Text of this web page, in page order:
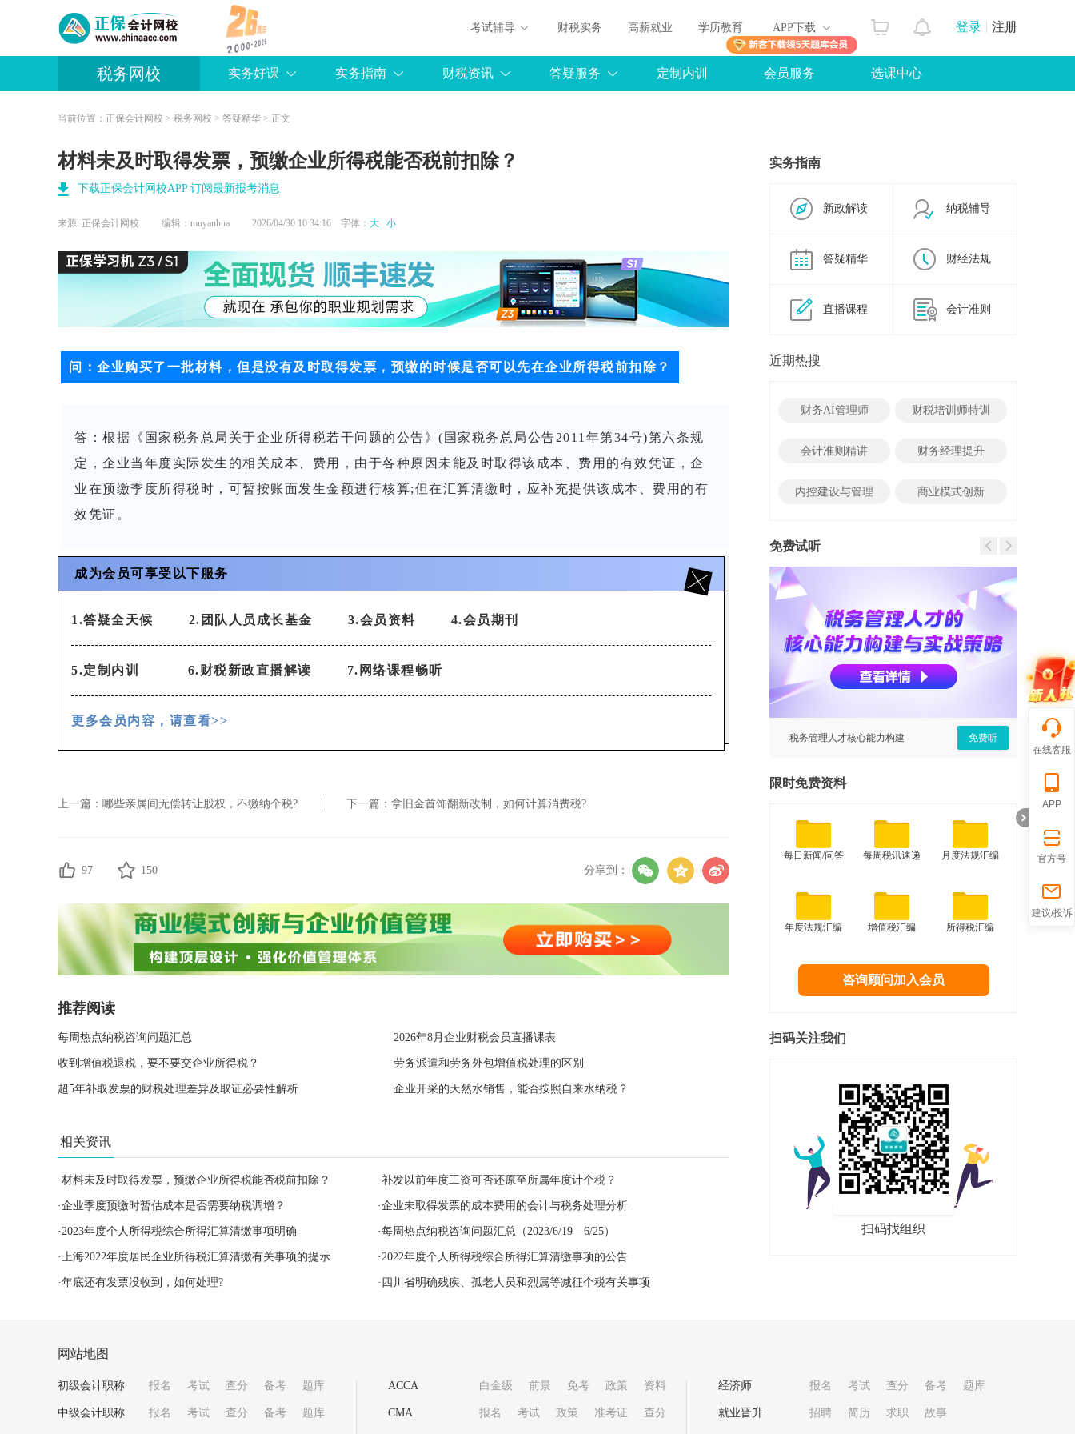
登录 注册
考试辅导 财税实务 高薪就业 学历教育 APP下载
税务网校 实务好课 实务指南 财税资讯 答疑服务 定制内训 会员服务 选课中心
当前位置： 正保会计网校 > 税务网校 > 答疑精华 > 正文
材料未及时取得发票，预缴企业所得税能否税前扣除？
下载正保会计网校APP 订阅最新报考消息
来源: 正保会计网校 编辑：muyanhua 2026/04/30 10:34:16 字体： 大 小
问： 企业购买了一批材料，但是没有及时取得发票，预缴的时候是否可以先在企业所得税前扣除？
答 ： 根据《国家税务总局关于企业所得税若干问题的公告》(国家税务总局公告2011年第34号)第六条规
定，企业当年度实际发生的相关成本、费用，由于各种原因未能及时取得该成本、费用的有效凭证，企
业在预缴季度所得税时，可暂按账面发生金额进行核算;但在汇算清缴时，应补充提供该成本、费用的有
效凭证。
成为会员可享受以下服务
1.答疑全天候 2.团队人员成长基金 3.会员资料 4.会员期刊
5.定制内训 6.财税新政直播解读 7.网络课程畅听
更多会员内容，请查看>>
上一篇： 哪些亲属间无偿转让股权，不缴纳个税? 下一篇： 拿旧金首饰翻新改制，如何计算消费税?
97 150 分享到：
推荐阅读
每周热点纳税咨询问题汇总 2026年8月企业财税会员直播课表
收到增值税退税，要不要交企业所得税？ 劳务派遣和劳务外包增值税处理的区别
超5年补取发票的财税处理差异及取证必要性解析 企业开采的天然水销售，能否按照自来水纳税？
相关资讯
·材料未及时取得发票，预缴企业所得税能否税前扣除？ ·补发以前年度工资可否还原至所属年度计个税？
·企业季度预缴时暂估成本是否需要纳税调增？ ·企业未取得发票的成本费用的会计与税务处理分析
·2023年度个人所得税综合所得汇算清缴事项明确 ·每周热点纳税咨询问题汇总（2023/6/19—6/25）
·上海2022年度居民企业所得税汇算清缴有关事项的提示 ·2022年度个人所得税综合所得汇算清缴事项的公告
·年底还有发票没收到，如何处理? · 四川省明确残疾、孤老人员和烈属等减征个税有关事项
实务指南
新政解读 纳税辅导
答疑精华 财经法规
直播课程 会计准则
近期热搜
财务AI管理师 财税培训师特训
会计准则精讲 财务经理提升
内控建设与管理 商业模式创新
免费试听
税务管理人才核心能力构建 免费听 建设工
限时免费资料
每日新闻/问答 每周税讯速递 月度法规汇编
年度法规汇编 增值税汇编 所得税汇编
咨询顾问加入会员
扫码关注我们
扫码找组织
在线客服
APP
官方号
建议/投诉
网站地图
初级会计职称 报名 考试 查分 备考 题库
中级会计职称 报名 考试 查分 备考 题库
ACCA 白金级 前景 免考 政策 资料
CMA 报名 考试 政策 准考证 查分
经济师 报名 考试 查分 备考 题库
就业晋升 招聘 简历 求职 故事